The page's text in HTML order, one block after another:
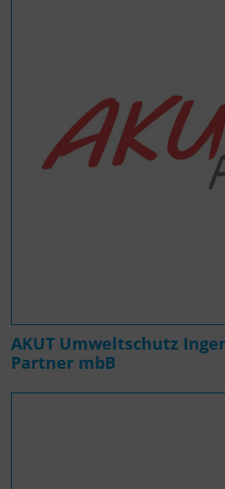
AKUT Umweltschutz
Partner mbB